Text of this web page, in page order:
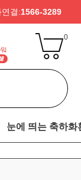
연결:1566-3289
0
눈에 띄는 축하화